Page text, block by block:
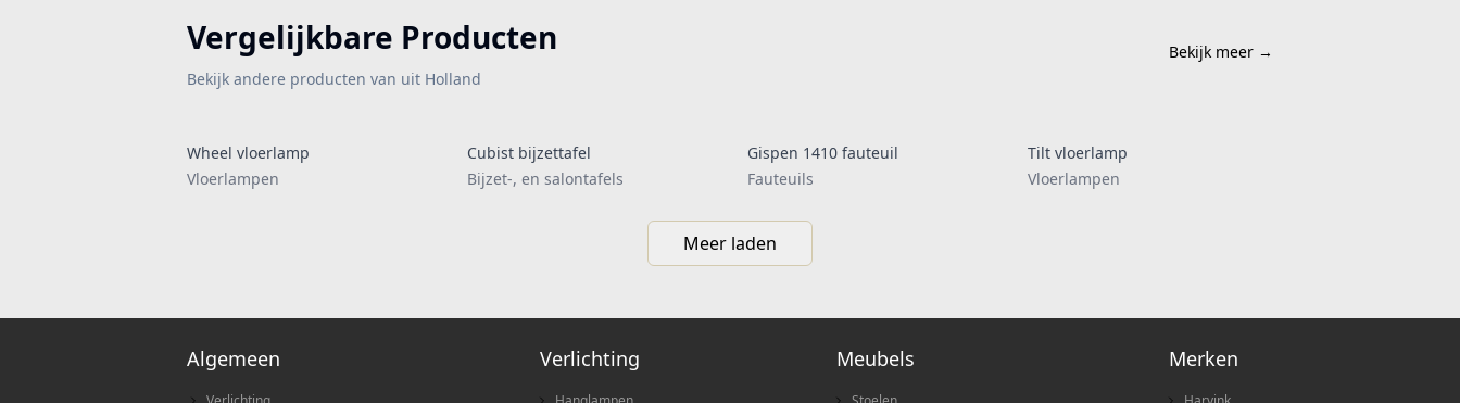
Vergelijkbare Producten
Bekijk andere producten van uit Holland
Bekijk meer →
Wheel vloerlamp
Vloerlampen
Cubist bijzettafel
Bijzet-, en salontafels
Gispen 1410 fauteuil
Fauteuils
Tilt vloerlamp
Vloerlampen
Meer laden
Algemeen Verlichting Meubels Merken